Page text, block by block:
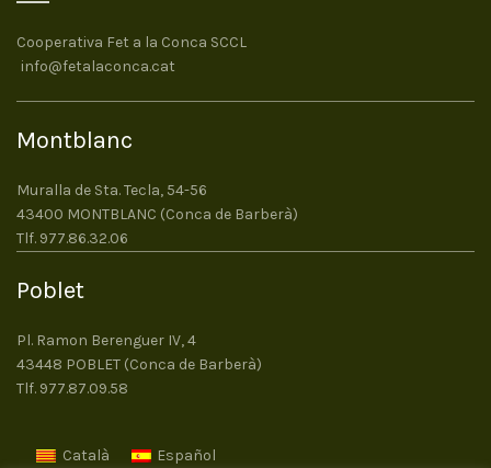
Cooperativa Fet a la Conca SCCL
info@fetalaconca.cat
Montblanc
Muralla de Sta. Tecla, 54-56
43400 MONTBLANC (Conca de Barberà)
Tlf. 977.86.32.06
Poblet
Pl. Ramon Berenguer IV, 4
43448 POBLET (Conca de Barberà)
Tlf. 977.87.09.58
Català Español